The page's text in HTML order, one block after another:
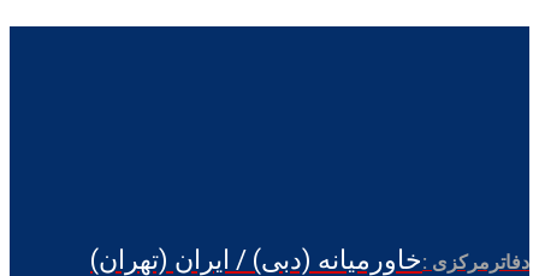
دفاترمرکزی :خاورمیانه (دبی) / ایران (تهران)